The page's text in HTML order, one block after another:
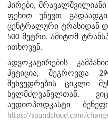
პირები,
ფეხით უწევთ
ცენტრალური ტრასიდან
500 მეტრი. ამიტომ
ითხოვენ.
ადვოკატირების
პეტიცია, შეგროვდა
შეხვედრების ციკლი
ხელმძღვანელთან,
აუდიოპოდკასტი
https://soundcloud.com/